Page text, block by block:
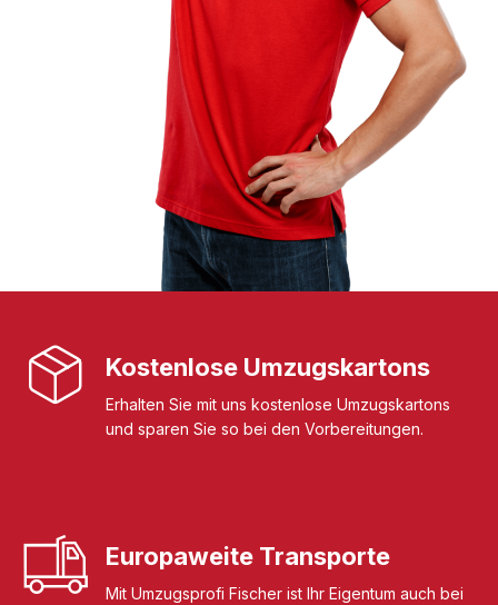
Kostenlose Umzugskartons
Erhalten Sie mit uns kostenlose Umzugskartons
und sparen Sie so bei den Vorbereitungen.
Europaweite Transporte
Mit Umzugsprofi Fischer ist Ihr Eigentum auch bei